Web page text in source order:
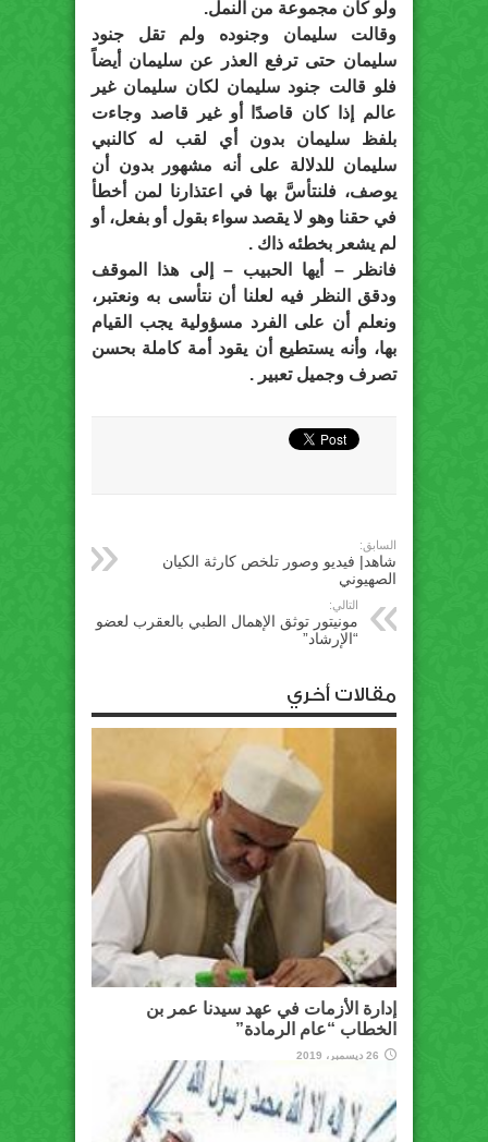
ولو كان مجموعة من النمل.
وقالت سليمان وجنوده ولم تقل جنود
سليمان حتى ترفع العذر عن سليمان أيضاً
فلو قالت جنود سليمان لكان سليمان غير
عالم إذا كان قاصدًا أو غير قاصد وجاءت
بلفظ سليمان بدون أي لقب له كالنبي
سليمان للدلالة على أنه مشهور بدون أن
يوصف، فلنتأسَّ بها في اعتذارنا لمن أخطأ
في حقنا وهو لا يقصد سواء بقول أو بفعل، أو
لم يشعر بخطئه ذاك .
فانظر – أيها الحبيب – إلى هذا الموقف
ودقق النظر فيه لعلنا أن نتأسى به ونعتبر،
ونعلم أن على الفرد مسؤولية يجب القيام
بها، وأنه يستطيع أن يقود أمة كاملة بحسن
تصرف وجميل تعبير .
السابق:
شاهد| فيديو وصور تلخص كارثة الكيان
الصهيوني
التالي:
مونيتور توثق الإهمال الطبي بالعقرب لعضو
“الإرشاد”
مقالات أخري
إدارة الأزمات في عهد سيدنا عمر بن
الخطاب “عام الرمادة”
26 ديسمبر، 2019